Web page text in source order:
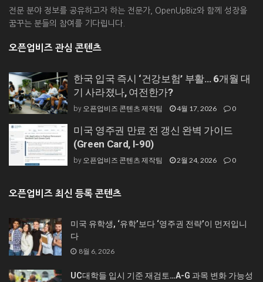
전문 분야 정보를 공유하고자 하는 전문가, OpenUpBiz와 함께 성장을
꿈꾸는 분들의 참여를 기다립니다.
오픈업비즈 관심 콘텐츠
한국 입국 즉시 ‘건강보험’ 부활… 6개월 대
기 사라졌나, 여전한가?
by 오픈업비즈 콘텐츠 제작팀 4월 17, 2026 0
미국 영주권 만료 전 갱신 완벽 가이드
(Green Card, I-90)
by 오픈업비즈 콘텐츠 제작팀 2월 24, 2026 0
오픈업비즈 최신 등록 콘텐츠
미국 유학생, ‘유학’보다 ‘영주권 전략’이 먼저입니
다
8월 6, 2026
UC대학들 입시 기준 재검토…A-G 과목 변화 가능성